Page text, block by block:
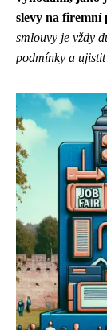
slevy na firemní
smlouvy je vždy
podmínky a ujistit